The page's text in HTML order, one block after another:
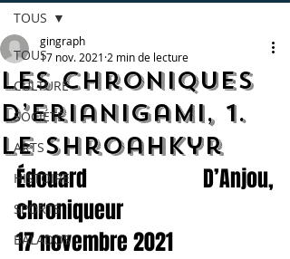
TOUS
CULTURE
SOCIÉTÉ
ARTS
HISTOIRE
SPORTS
BALADOS
TOUS
Les chroniques
d’Erianigami, 1.
Le Shroahkyr
gingraph
17 nov. 2021 2 min de lecture
Édouard D’Anjou,
chroniqueur
17 novembre 2021